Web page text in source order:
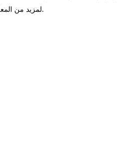
لمزيد من.